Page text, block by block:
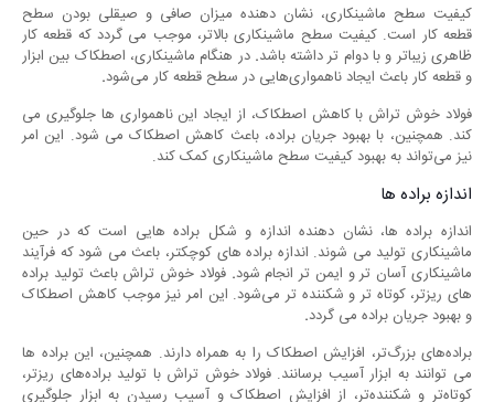
کیفیت سطح ماشینکاری، نشان دهنده میزان صافی و صیقلی بودن سطح
قطعه کار است. کیفیت سطح ماشینکاری بالاتر، موجب می گردد که قطعه کار
ظاهری زیباتر و با دوام تر داشته باشد. در هنگام ماشینکاری، اصطکاک بین ابزار
و قطعه کار باعث ایجاد ناهمواری‌هایی در سطح قطعه کار می‌شود.
فولاد خوش تراش با کاهش اصطکاک، از ایجاد این ناهمواری‌ ها جلوگیری می‌
کند. همچنین، با بهبود جریان براده، باعث کاهش اصطکاک می ‌شود. این امر
نیز می‌تواند به بهبود کیفیت سطح ماشینکاری کمک کند.
اندازه براده ها
اندازه براده ها، نشان دهنده اندازه و شکل براده هایی است که در حین
ماشینکاری تولید می شوند. اندازه براده های کوچکتر، باعث می شود که فرآیند
ماشینکاری آسان تر و ایمن تر انجام شود. فولاد خوش تراش باعث تولید براده‌
های ریزتر، کوتاه ‌تر و شکننده ‌تر می‌شود. این امر نیز موجب کاهش اصطکاک
و بهبود جریان براده می گردد.
براده‌های بزرگ‌تر، افزایش اصطکاک را به همراه دارند. همچنین، این براده‌ ها
می ‌توانند به ابزار آسیب برسانند. فولاد خوش تراش با تولید براده‌های ریزتر،
کوتاه‌تر و شکننده‌تر، از افزایش اصطکاک و آسیب رسیدن به ابزار جلوگیری